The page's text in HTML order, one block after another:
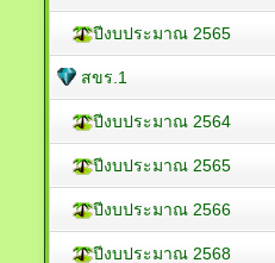
ปีงบประมาณ 2565
สขร.1
ปีงบประมาณ 2564
ปีงบประมาณ 2565
ปีงบประมาณ 2566
ปีงบประมาณ 2568